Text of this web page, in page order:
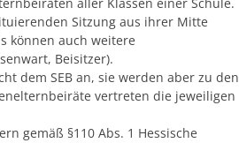
Sitzung aus ihrer Mitte
können auch weitere
Beisitzer).
dem SEB an, sie werden aber zu den
vertreten die jeweiligen
gemäß §110 Abs. 1 Hessische